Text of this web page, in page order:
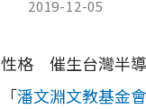
2019-12-05
格 催生台灣半
潘文淵文教基金會